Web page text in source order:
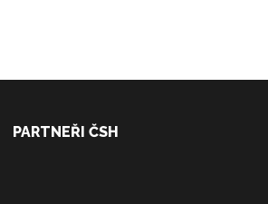
PARTNEŘI ČSH